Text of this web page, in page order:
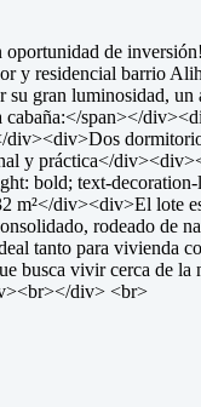
de
y residencial barrio
su gran luminosidad,
cabaña:</span></
div><div>Dos
y práctica</
bold; text-
div><div>El lote
rodeado de
tanto para
busca vivir cerca de
div> <br>